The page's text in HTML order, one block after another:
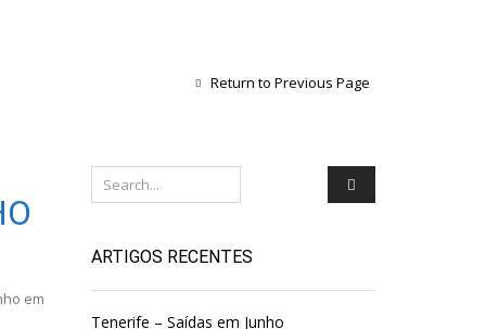
Return to Previous Page
em
ARTIGOS RECENTES
Tenerife – Saídas em Junho